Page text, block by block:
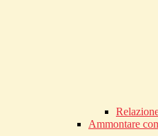
Ammontare